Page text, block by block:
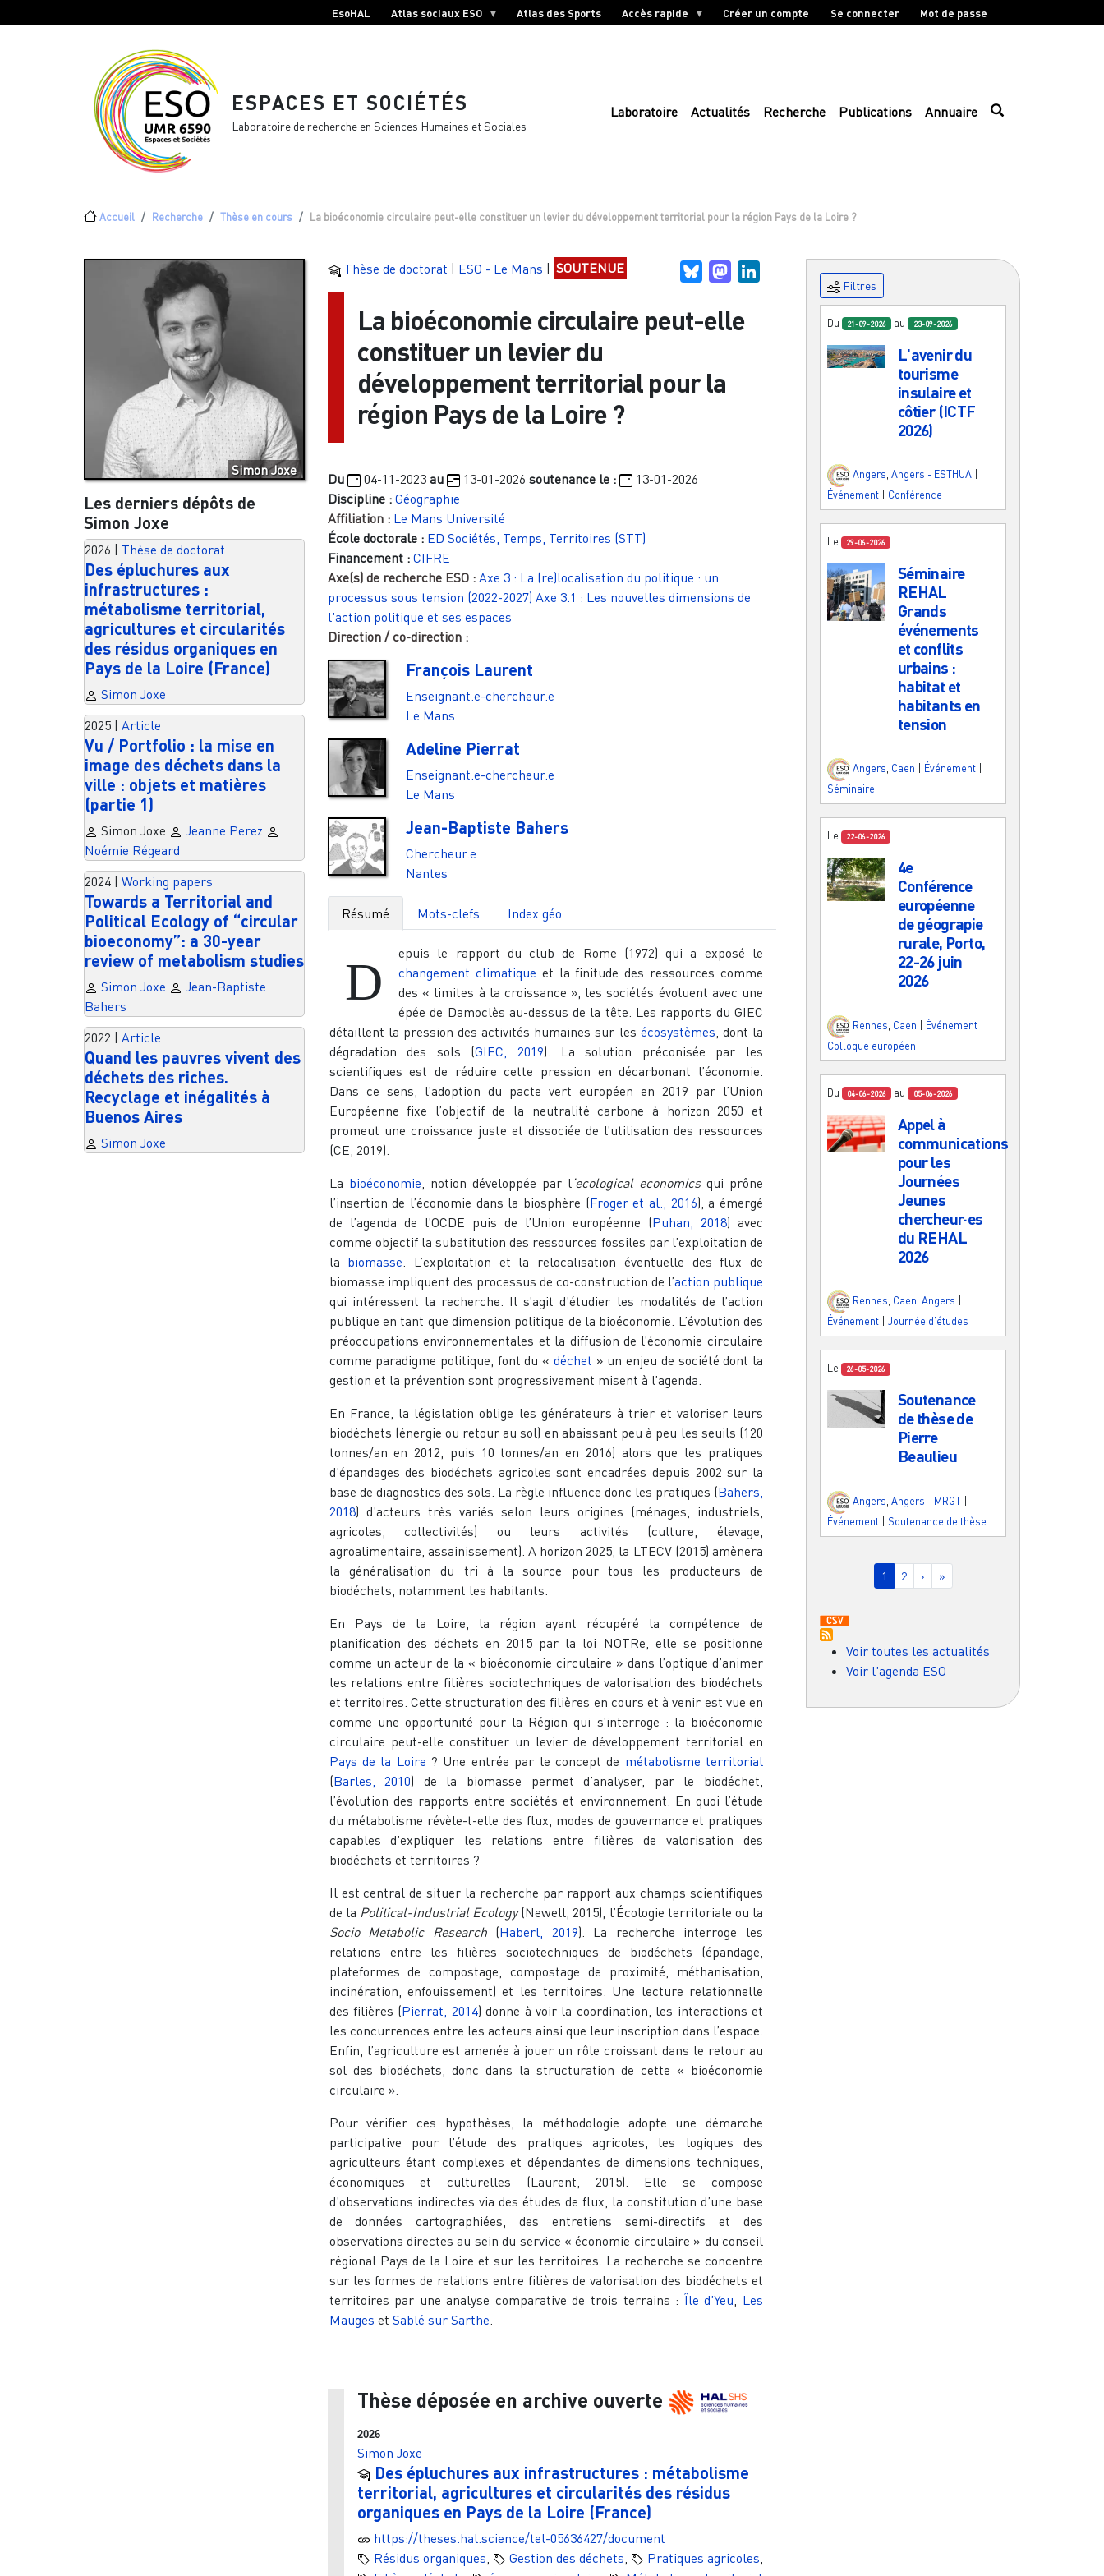
EsoHAL Atlas sociaux ESO Atlas des Sports Accès rapide Créer un compte Se connecter Mot de passe
ESPACES ET SOCIÉTÉS
Laboratoire de recherche en Sciences Humaines et Sociales
Laboratoire Actualités Recherche Publications Annuaire
Fil d'Ariane
Accueil Recherche Thèse en cours La bioéconomie circulaire peut-elle constituer un levier du développement territorial pour la région Pays de la Loire ?
Simon Joxe
Les derniers dépôts de
Simon Joxe
2026 | Thèse de doctorat
Des épluchures aux
infrastructures :
métabolisme territorial,
agricultures et circularités
des résidus organiques en
Pays de la Loire (France)
Simon Joxe
2025 | Article
Vu / Portfolio : la mise en
image des déchets dans la
ville : objets et matières
(partie 1)
Simon Joxe
Jeanne Perez
Noémie Régeard
2024 | Working papers
Towards a Territorial and
Political Ecology of “circular
bioeconomy”: a 30-year
review of metabolism studies
Simon Joxe
Jean-Baptiste
Bahers
2022 | Article
Quand les pauvres vivent des
déchets des riches.
Recyclage et inégalités à
Buenos Aires
Simon Joxe
Thèse de doctorat | ESO - Le Mans | SOUTENUE BlueskyMastodon
La bioéconomie circulaire peut-elle
constituer un levier du
développement territorial pour la
région Pays de la Loire ?
Du 04-11-2023 au 13-01-2026 soutenance le :
13-01-2026
Discipline : Géographie
Affiliation : Le Mans Université
École doctorale : ED Sociétés, Temps, Territoires (STT)
Financement : CIFRE
Axe(s) de recherche ESO : Axe 3 : La (re)localisation du politique : un
processus sous tension (2022-2027) Axe 3.1 : Les nouvelles dimensions de
l'action politique et ses espaces
Direction / co-direction :
François Laurent
Enseignant.e-chercheur.e
Le Mans
Adeline Pierrat
Enseignant.e-chercheur.e
Le Mans
Jean-Baptiste Bahers
Chercheur.e
Nantes
Résumé Mots-clefs Index géo
D
epuis le rapport du club de Rome (1972) qui a exposé le
changement climatique et la finitude des ressources comme
des « limites à la croissance », les sociétés évoluent avec une
épée de Damoclès au-dessus de la tête. Les rapports du GIEC
détaillent la pression des activités humaines sur les écosystèmes , dont la
dégradation des sols (GIEC, 2019). La solution préconisée par les
scientifiques est de réduire cette pression en décarbonant l’économie.
Dans ce sens, l’adoption du pacte vert européen en 2019 par l’Union
Européenne fixe l’objectif de la neutralité carbone à horizon 2050 et
promeut une croissance juste et dissociée de l’utilisation des ressources
(CE, 2019).
La bioéconomie , notion développée par l ’ecological economicsqui prône
l’insertion de l’économie dans la biosphère (Froger et al., 2016), a émergé
de l’agenda de l’OCDE puis de l’Union européenne (Puhan, 2018) avec
comme objectif la substitution des ressources fossiles par l’exploitation de
la biomasse . L’exploitation et la relocalisation éventuelle des flux de
biomasse impliquent des processus de co-construction de l’action publique
qui intéressent la recherche. Il s’agit d’étudier les modalités de l’action
publique en tant que dimension politique de la bioéconomie. L’évolution des
préoccupations environnementales et la diffusion de l’économie circulaire
comme paradigme politique, font du « déchet » un enjeu de société dont la
gestion et la prévention sont progressivement misent à l’agenda.
En France, la législation oblige les générateurs à trier et valoriser leurs
biodéchets (énergie ou retour au sol) en abaissant peu à peu les seuils (120
tonnes/an en 2012, puis 10 tonnes/an en 2016) alors que les pratiques
d’épandages des biodéchets agricoles sont encadrées depuis 2002 sur la
base de diagnostics des sols. La règle influence donc les pratiques (Bahers,
2018) d’acteurs très variés selon leurs origines (ménages, industriels,
agricoles, collectivités) ou leurs activités (culture, élevage,
agroalimentaire, assainissement). A horizon 2025, la LTECV (2015) amènera
la généralisation du tri à la source pour tous les producteurs de
biodéchets, notamment les habitants.
En Pays de la Loire, la région ayant récupéré la compétence de
planification des déchets en 2015 par la loi NOTRe, elle se positionne
comme un acteur de la « bioéconomie circulaire » dans l’optique d’animer
les relations entre filières sociotechniques de valorisation des biodéchets
et territoires. Cette structuration des filières en cours et à venir est vue en
comme une opportunité pour la Région qui s’interroge : la bioéconomie
circulaire peut-elle constituer un levier de développement territorial en
Pays de la Loire ? Une entrée par le concept de métabolisme territorial
(Barles, 2010) de la biomasse permet d’analyser, par le biodéchet,
l’évolution des rapports entre sociétés et environnement. En quoi l’étude
du métabolisme révèle-t-elle des flux, modes de gouvernance et pratiques
capables d’expliquer les relations entre filières de valorisation des
biodéchets et territoires ?
Il est central de situer la recherche par rapport aux champs scientifiques
de la Political-Industrial Ecology(Newell, 2015), l’Écologie territoriale ou la
Socio Metabolic Research(Haberl, 2019). La recherche interroge les
relations entre les filières sociotechniques de biodéchets (épandage,
plateformes de compostage, compostage de proximité, méthanisation,
incinération, enfouissement) et les territoires. Une lecture relationnelle
des filières (Pierrat, 2014) donne à voir la coordination, les interactions et
les concurrences entre les acteurs ainsi que leur inscription dans l’espace.
Enfin, l’agriculture est amenée à jouer un rôle croissant dans le retour au
sol des biodéchets, donc dans la structuration de cette « bioéconomie
circulaire ».
Pour vérifier ces hypothèses, la méthodologie adopte une démarche
participative pour l’étude des pratiques agricoles, les logiques des
agriculteurs étant complexes et dépendantes de dimensions techniques,
économiques et culturelles (Laurent, 2015). Elle se compose
d’observations indirectes via des études de flux, la constitution d’une base
de données cartographiées, des entretiens semi-directifs et des
observations directes au sein du service « économie circulaire » du conseil
régional Pays de la Loire et sur les territoires. La recherche se concentre
sur les formes de relations entre filières de valorisation des biodéchets et
territoires par une analyse comparative de trois terrains : Île d’Yeu
Les
Mauges et Sablé sur Sarthe
Thèse déposée en archive ouverte
2026
Simon Joxe
Des épluchures aux infrastructures : métabolisme
territorial, agricultures et circularités des résidus
organiques en Pays de la Loire (France)
https://theses.hal.science/tel-05636427/document
Résidus organiques
Gestion des déchets Pratiques agricoles
Filtres
Du 21-09-2026 au 23-09-2026
L'avenir du
tourisme
insulaire et
côtier (ICTF
2026)
Angers Angers - ESTHUA
Événement
Conférence
Le 29-06-2026
Séminaire
REHAL
Grands
événements
et conflits
urbains :
habitat et
habitants en
tension
Angers, Caen Événement
Séminaire
Le 22-06-2026
4e
Conférence
européenne
de géograpie
rurale, Porto,
22-26 juin
2026
Rennes Caen Événement
Colloque européen
Du 04-06-2026 au 05-06-2026
Appel à
communications
pour les
Journées
Jeunes
chercheur·es
du REHAL
2026
Rennes, Caen, Angers
Événement
Journée d'études
Le 26-05-2026
Soutenance
de thèse de
Pierre
Beaulieu
Angers Angers - MRGT
Événement | Soutenance de thèse
Pagination
Page courante
1 Page
2 Page suivante
› Dernière page
»
Voir toutes les actualités
Voir l'agenda ESO